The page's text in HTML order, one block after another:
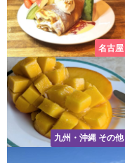
名古屋
九州・沖縄 その他